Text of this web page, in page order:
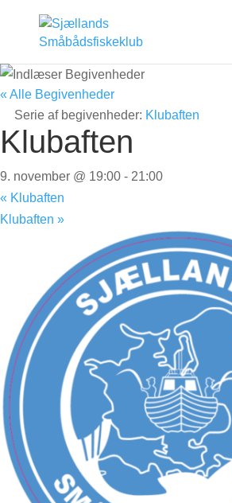
« Alle Begivenheder
Serie af begivenheder: Klubaften
Klubaften
9. november @ 19:00 - 21:00
« Klubaften
Klubaften »